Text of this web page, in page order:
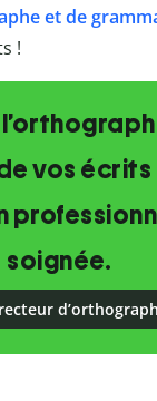
et de
!
vos écrits
soignée.